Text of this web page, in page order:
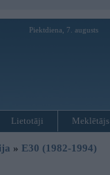
Piektdiena, 7. augusts
Lietotāji Meklētājs
» E30 (1982-1994)